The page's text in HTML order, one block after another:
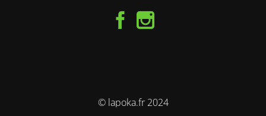
© lapoka.fr 2024